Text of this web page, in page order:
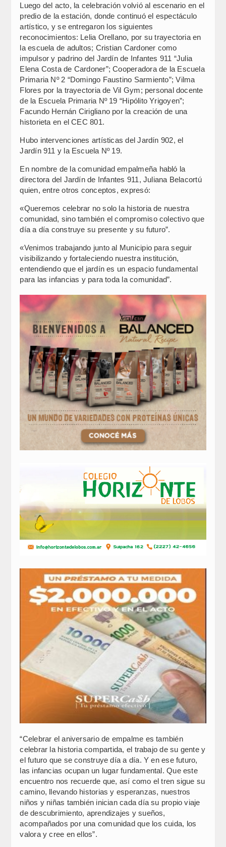
Luego del acto, la celebración volvió al escenario en el
predio de la estación, donde continuó el espectáculo
artístico, y se entregaron los siguientes
reconocimientos: Lelia Orellano, por su trayectoria en
la escuela de adultos; Cristian Cardoner como
impulsor y padrino del Jardín de Infantes 911 “Julia
Elena Costa de Cardoner”; Cooperadora de la Escuela
Primaria Nº 2 “Domingo Faustino Sarmiento”; Vilma
Flores por la trayectoria de Vil Gym; personal docente
de la Escuela Primaria Nº 19 “Hipólito Yrigoyen”;
Facundo Hernán Cirigliano por la creación de una
historieta en el CEC 801.
Hubo intervenciones artísticas del Jardín 902, el
Jardín 911 y la Escuela Nº 19.
En nombre de la comunidad empalmeña habló la
directora del Jardín de Infantes 911, Juliana Belacortú
quien, entre otros conceptos, expresó:
«Queremos celebrar no solo la historia de nuestra
comunidad, sino también el compromiso colectivo que
día a día construye su presente y su futuro”.
«Venimos trabajando junto al Municipio para seguir
visibilizando y fortaleciendo nuestra institución,
entendiendo que el jardín es un espacio fundamental
para las infancias y para toda la comunidad”.
“Celebrar el aniversario de empalme es también
celebrar la historia compartida, el trabajo de su gente y
el futuro que se construye día a día. Y en ese futuro,
las infancias ocupan un lugar fundamental. Que este
encuentro nos recuerde que, así como el tren sigue su
camino, llevando historias y esperanzas, nuestros
niños y niñas también inician cada día su propio viaje
de descubrimiento, aprendizajes y sueños,
acompañados por una comunidad que los cuida, los
valora y cree en ellos”.